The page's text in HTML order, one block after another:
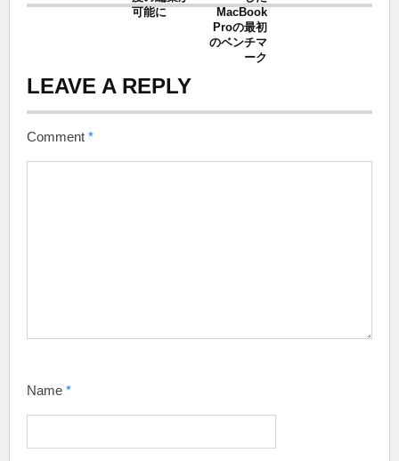
可能に
MacBook
Proの最初
のベンチマ
ーク
LEAVE A REPLY
Comment *
Name *